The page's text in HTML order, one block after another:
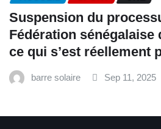
‎Suspension du
Fédération sénégalaise
ce qui s’est réellement
barre solaire Sep 11, 2025